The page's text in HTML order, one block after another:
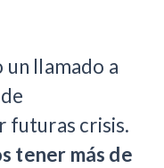
llamado a
futuras crisis.
tener más de